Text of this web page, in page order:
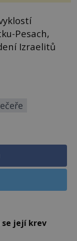
Pesach,
Izraelitů
se její krev